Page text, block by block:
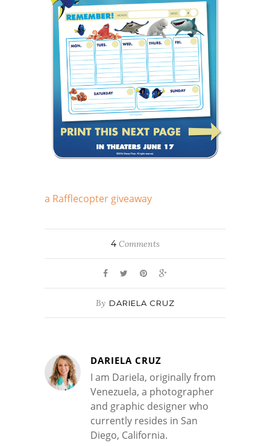
a Rafflecopter giveaway
4Comments
By DARIELA CRUZ
DARIELA CRUZ
I am Dariela, originally from
Venezuela, a photographer
and graphic designer who
currently resides in San
Diego, California.